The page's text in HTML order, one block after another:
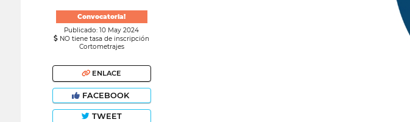
Convocatoria!
Publicado: 10 May 2024
NO tiene tasa de inscripción
Cortometrajes
ENLACE
FACEBOOK
TWEET